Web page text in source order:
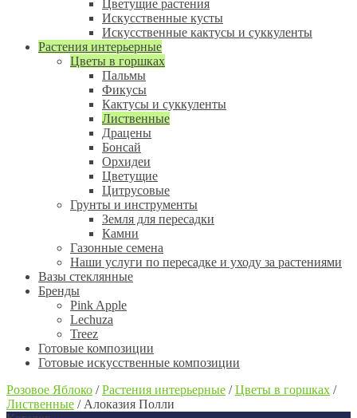
Цветущие растения
Искусственные кусты
Искусственные кактусы и суккуленты
Растения интерьерные
Цветы в горшках
Пальмы
Фикусы
Кактусы и суккуленты
Лиственные
Драцены
Бонсай
Орхидеи
Цветущие
Цитрусовые
Грунты и инструменты
Земля для пересадки
Камни
Газонные семена
Наши услуги по пересадке и уходу за растениями
Вазы стеклянные
Бренды
Pink Apple
Lechuza
Treez
Готовые композиции
Готовые искусственные композиции
Розовое Яблоко /Растения интерьерные /Цветы в горшках /
Лиственные / Алоказия Полли